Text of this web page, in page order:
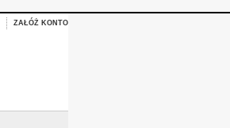
ZAŁÓŻ KONTO